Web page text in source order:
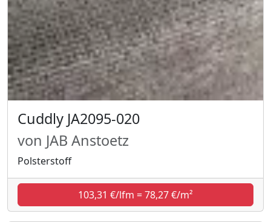
Cuddly JA2095-020
von JAB Anstoetz
Polsterstoff
103,31 €/lfm = 78,27 €/m²